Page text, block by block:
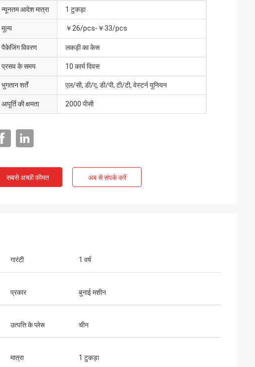
न्यूनतम आदेश मात्रा 1 टुकड़ा
मूल्य ￥26/pcs-￥33/pcs
पैकेजिंग विवरण लकड़ी का केस
प्रसव के समय 10 कार्य दिवस
भुगतान शर्तें एल/सी, डी/ए, डी/पी, टी/टी, वेस्टर्न यूनियन
आपूर्ति की क्षमता 2000 पीसी
सबसे अच्छी कीमत अब से संपर्क करें
गारंटी 1 वर्ष
प्रकार बुनाई मशीन
उत्पत्ति के प्लेस चीन
मात्रा 1 टुकड़ा